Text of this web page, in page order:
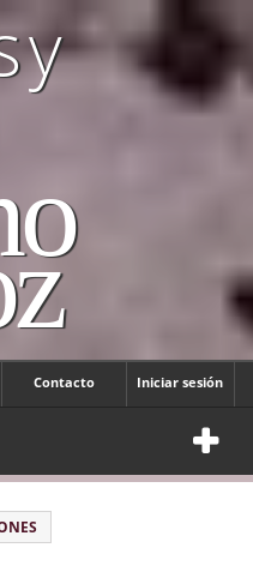
y
Iniciar sesión
Contacto